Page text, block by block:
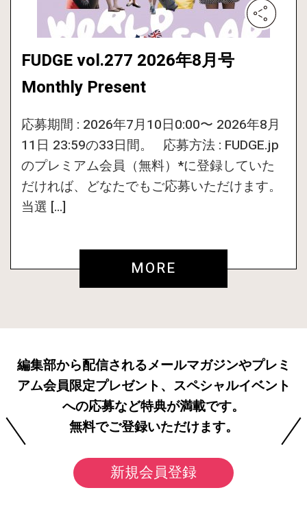
FUDGE vol.277 2026年8月号
Monthly Present
応募期間 : 2026年7月10日0:00〜 2026年8月
11日 23:59の33日間。 応募方法 : FUDGE.jp
のプレミアム会員（無料）*に登録していた
だければ、どなたでもご応募いただけます。
当選 […]
MORE
編集部から配信されるメールマガジンやプレミ
アム会員限定プレゼント、スペシャルイベント
への応募など特典が満載です。
無料でご登録いただけます。
新規会員登録